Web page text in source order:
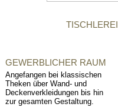
TISCHLEREI
GEWERBLICHER RAUM
Angefangen bei klassischen
Theken über Wand- und
Deckenverkleidungen bis hin
zur gesamten Gestaltung.